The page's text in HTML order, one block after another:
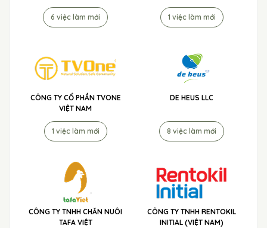
TUYỂN DỤNG
6 việc làm mới
ISOCUS
1 việc làm mới
CÔNG TY CỔ PHẦN TVONE
VIỆT NAM
1 việc làm mới
DE HEUS LLC
8 việc làm mới
CÔNG TY TNHH CHĂN NUÔI
TAFA VIỆT
CÔNG TY TNHH RENTOKIL
INITIAL (VIỆT NAM)